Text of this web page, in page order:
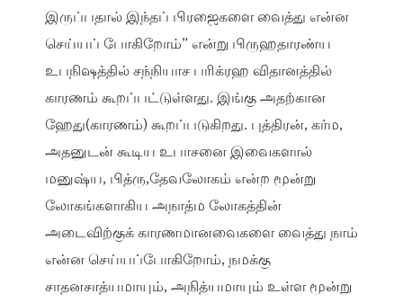
இருப்பதால் இந்தப் பிரஜைகளை வைத்து என்ன
செய்யப் போகிறோம்” என்று பிருஹதாரண்ய
உபநிஷத்தில் சந்நியாச பரிக்ரஹ விதானத்தில்
காரணம் கூறப்பட்டுள்ளது. இங்கு அதற்கான
ஹேது(காரணம்) கூறப்படுகிறது. புத்திரன், கர்ம,
அதனுடன் கூடிய உபாசனை இவைகளால்
மனுஷ்ய, பித்ரு,தேவலோகம் என்ற மூன்று
லோகங்களாகிய அநாத்ம லோகத்தின்
அடைவிற்குக் காரணமானவைகளை வைத்து நாம்
என்ன செய்யப்போகிறோம், நமக்கு
சாதனசாத்யமாயும், அநித்யமாயும் உள்ள மூன்று